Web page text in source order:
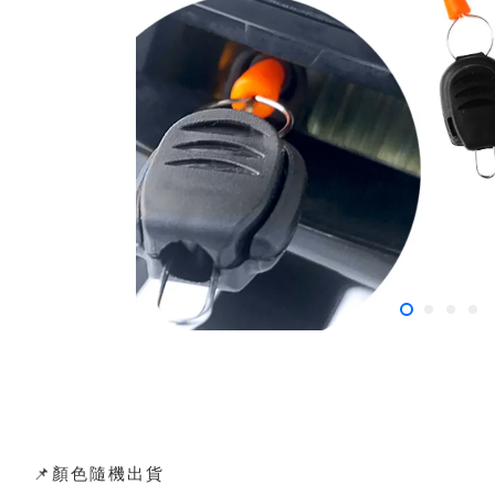
📌顏色隨機出貨